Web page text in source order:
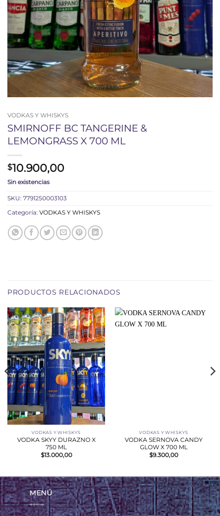
VODKAS Y WHISKYS
SMIRNOFF BC TANGERINE &
LEMONGRASS X 700 ML
$10.900,00
Sin existencias
SKU: 7791250003103
Categoría: VODKAS Y WHISKYS
PRODUCTOS RELACIONADOS
VODKAS Y WHISKYS
VODKA SKYY DURAZNO X
750 ML
$13.000,00
VODKAS Y WHISKYS
VODKA SERNOVA CANDY
GLOW X 700 ML
$9.300,00
MENÚ